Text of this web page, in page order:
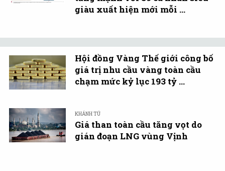
giàu xuất hiện mới mỗi ...
Hội đồng Vàng Thế giới công bố
giá trị nhu cầu vàng toàn cầu
chạm mức kỷ lục 193 tỷ ...
KHÁNH TÚ
Giá than toàn cầu tăng vọt do
gián đoạn LNG vùng Vịnh